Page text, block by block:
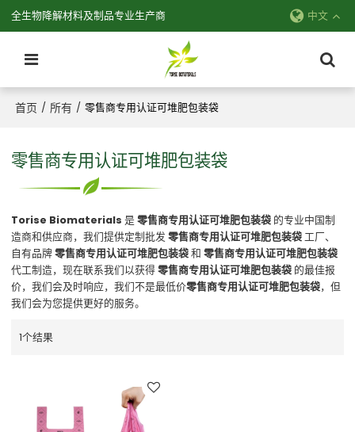
全生物降解材料及制品专业生产商 中文
首页 / 所有 / 零售商专用认证可堆肥包装袋
零售商专用认证可堆肥包装袋
Torise Biomaterials 是零售商专用认证可堆肥包装袋 的专业中国制
造商和供应商，我们提供定制批发零售商专用认证可堆肥包装袋工厂、
自有品牌零售商专用认证可堆肥包装袋和零售商专用认证可堆肥包装袋
代工制造，现在联系我们以获得零售商专用认证可堆肥包装袋 的最佳报
价，我们会及时响应，我们不是最低价零售商专用认证可堆肥包装袋，但
我们会为您提供更好的服务。
1个结果